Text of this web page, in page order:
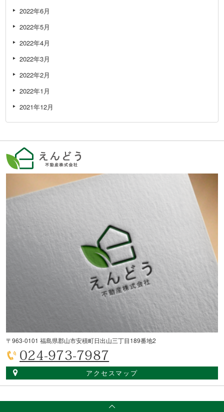
2022年6月
2022年5月
2022年4月
2022年3月
2022年2月
2022年1月
2021年12月
〒963-0101 福島県郡山市安積町日出山三丁目189番地2
024-973-7987
アクセスマップ